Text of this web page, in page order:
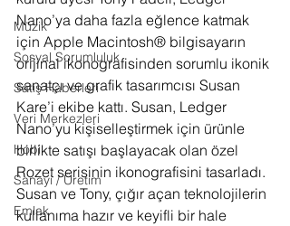
Müzik
Sosyal Sorumluluk
Satış Haberleri
Veri Merkezleri
Hobi
Sanayi / Üretim
Emlak
Nano’ya daha fazla eğlence katmak
için Apple Macintosh® bilgisayarın
orijinal ikonografisinden sorumlu ikonik
sanatçı ve grafik tasarımcısı Susan
Kare’i ekibe kattı. Susan, Ledger
Nano’yu kişiselleştirmek için ürünle
birlikte satışı başlayacak olan özel
Rozet serisinin ikonografisini tasarladı.
Susan ve Tony, çığır açan teknolojilerin
kullanıma hazır ve keyifli bir hale